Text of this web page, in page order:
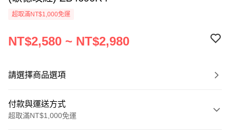
超取滿NT$1,000免運
NT$2,580 ~ NT$2,980
請選擇商品選項
付款與運送方式
超取滿NT$1,000免運